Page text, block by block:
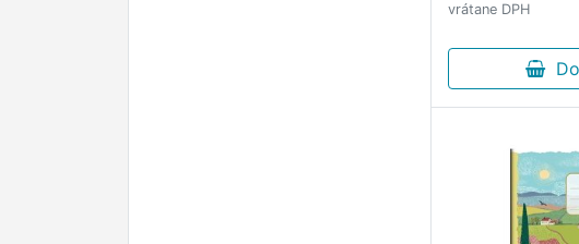
vrátane DPH
Do